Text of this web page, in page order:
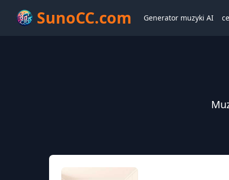
SunoCC.com Generator muzyki AI